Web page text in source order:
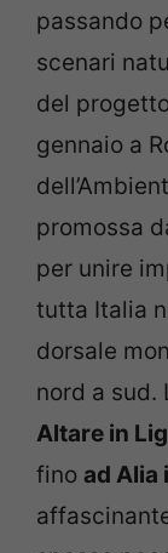
passando
scenari
del
gennaio a
promossa
per unire
tutta Italia
dorsale
nord a
Altare in
fino ad Alia